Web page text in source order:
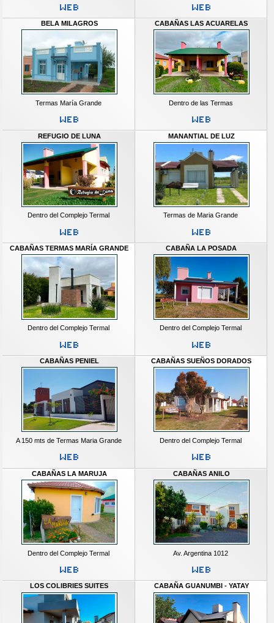
BELA MILAGROS
Termas María Grande
CABAÑAS LAS ACUARELAS
Dentro de las Termas
REFUGIO DE LUNA
Dentro del Complejo Termal
MANANTIAL DE LUZ
Termas de Maria Grande
CABAÑAS TERMAS MARÍA GRANDE
Dentro del Complejo Termal
CABAÑA LA POSADA
Dentro del Complejo Termal
CABAÑAS PENIEL
A 150 mts de Termas Maria Grande
CABAÑAS SUEÑOS DORADOS
Dentro del Complejo Termal
CABAÑAS LA MARUJA
Dentro del Complejo Termal
CABAÑAS ANILO
Av. Argentina 1012
LOS COLIBRIES SUITES CABAÑA GUANUMBI - YATAY